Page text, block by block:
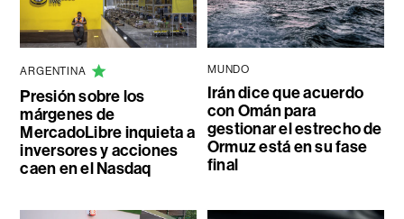
ARGENTINA
Presión sobre los
márgenes de
MercadoLibre inquieta a
inversores y acciones
caen en el Nasdaq
MUNDO
Irán dice que acuerdo
con Omán para
gestionar el estrecho de
Ormuz está en su fase
final